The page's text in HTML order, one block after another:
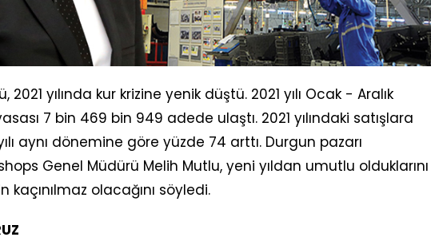
yılında kur krizine yenik düştü. 2021 yılı Ocak - Aralık
7 bin 469 bin 949 adede ulaştı. 2021 yılındaki satışlara
aynı dönemine göre yüzde 74 arttı. Durgun pazarı
Genel Müdürü Melih Mutlu, yeni yıldan umutlu olduklarını
olacağını söyledi.